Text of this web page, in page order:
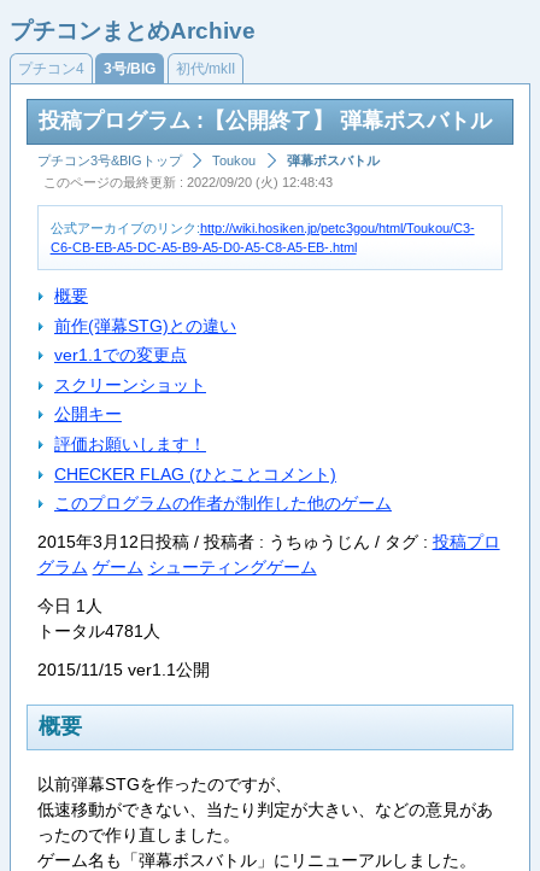
プチコンまとめArchive
プチコン4 3号/BIG 初代/mkII
投稿プログラム :【公開終了】 弾幕ボスバトル
プチコン3号&BIGトップ Toukou
弾幕ボスバトル
このページの最終更新 : 2022/09/20 (火) 12:48:43
公式アーカイブのリンク:http://wiki.hosiken.jp/petc3gou/html/Toukou/C3-
C6-CB-EB-A5-DC-A5-B9-A5-D0-A5-C8-A5-EB-.html
概要
前作(弾幕STG)との違い
ver1.1での変更点
スクリーンショット
公開キー
評価お願いします！
CHECKER FLAG (ひとことコメント)
このプログラムの作者が制作した他のゲーム
2015年3月12日投稿 / 投稿者 : うちゅうじん / タグ : 投稿プロ
グラム ゲーム シューティングゲーム
今日 1人
トータル4781人
2015/11/15 ver1.1公開
概要
以前弾幕STGを作ったのですが、
低速移動ができない、当たり判定が大きい、などの意見があ
ったので作り直しました。
ゲーム名も「弾幕ボスバトル」にリニューアルしました。